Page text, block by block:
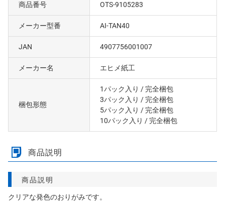
商品番号 OTS-9105283
メーカー型番 AI-TAN40
JAN 4907756001007
メーカー名 エヒメ紙工
梱包形態
1パック入り / 完全梱包
3パック入り / 完全梱包
5パック入り / 完全梱包
10パック入り / 完全梱包
商品説明
商品説明
クリアな発色のおりがみです。